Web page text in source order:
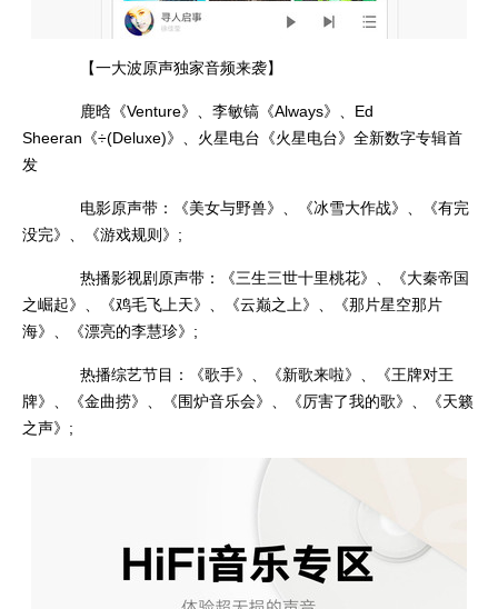
【一大波原声独家音频来袭】
鹿晗《Venture》、李敏镐《Always》、Ed
Sheeran《÷(Deluxe)》、火星电台《火星电台》全新数字专辑首
发
电影原声带：《美女与野兽》、《冰雪大作战》、《有完
没完》、《游戏规则》;
热播影视剧原声带：《三生三世十里桃花》、《大秦帝国
之崛起》、《鸡毛飞上天》、《云巅之上》、《那片星空那片
海》、《漂亮的李慧珍》;
热播综艺节目：《歌手》、《新歌来啦》、《王牌对王
牌》、《金曲捞》、《围炉音乐会》、《厉害了我的歌》、《天籁
之声》;